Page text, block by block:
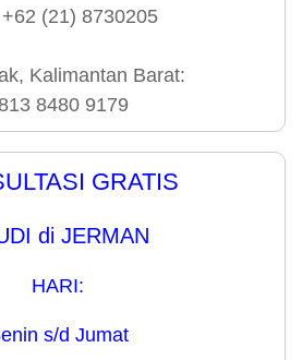
(21) 8730205
Kalimantan Barat:
8480 9179
GRATIS
di JERMAN
HARI:
s/d Jumat